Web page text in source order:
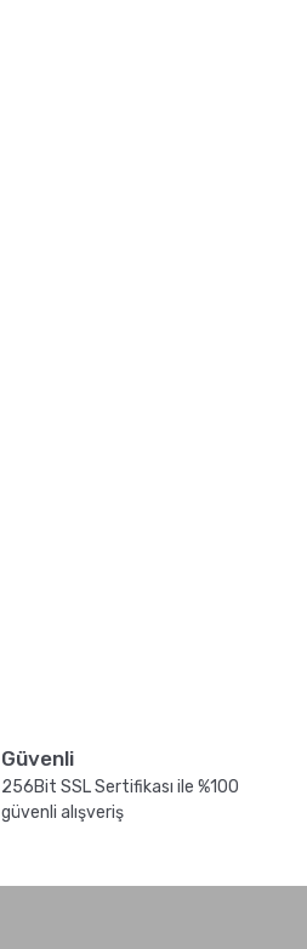
Güvenli
256Bit SSL Sertifikası ile %100
güvenli alışveriş